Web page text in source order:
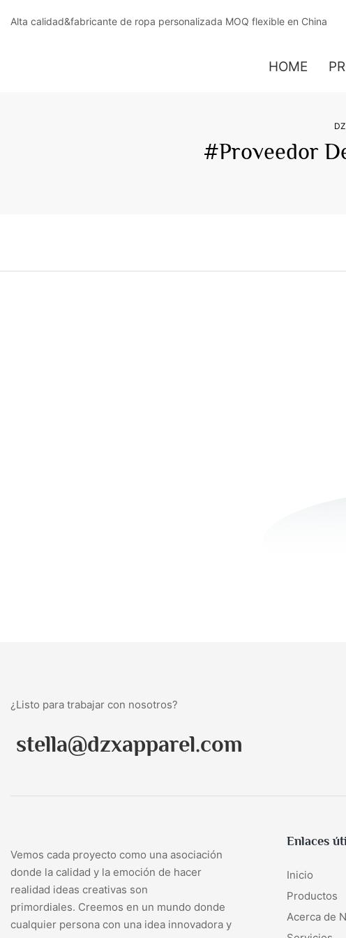
Alta calidad&fabricante de ropa personalizada MOQ flexible en China
HOME
#Proveedor
¿Listo para trabajar con nosotros?
stella@dzxapparel.com
Vemos cada proyecto como una asociación
donde la calidad y la emoción de hacer
realidad ideas creativas son
primordiales. Creemos en un mundo donde
cualquier persona con una idea innovadora y
Enlaces
Inicio
Productos
Acerca de